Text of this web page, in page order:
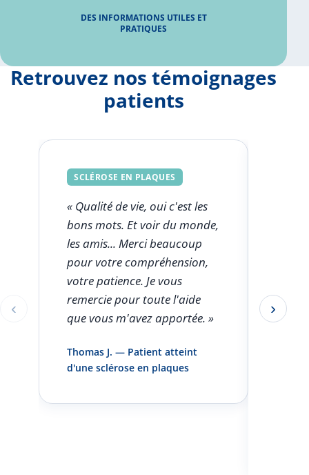
DES INFORMATIONS UTILES ET
PRATIQUES
Retrouvez nos témoignages
patients
‹
SCLÉROSE EN PLAQUES
« Qualité de vie, oui c'est les
bons mots. Et voir du monde,
les amis... Merci beaucoup
pour votre compréhension,
votre patience. Je vous
remercie pour toute l'aide
que vous m'avez apportée. »
Thomas J. — Patient atteint
d'une sclérose en plaques
pas
›
Éléments 1 à 1 sur 5